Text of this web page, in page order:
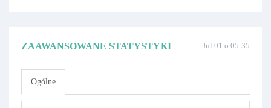
Jul 01 o 05:35
ZAAWANSOWANE STATYSTYKI
Ogólne